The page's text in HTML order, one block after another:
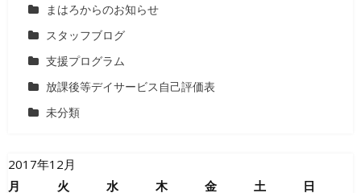
まはろからのお知らせ
スタッフブログ
支援プログラム
放課後等デイサービス自己評価表
未分類
2017年12月
月
火 水 木 金 土 日